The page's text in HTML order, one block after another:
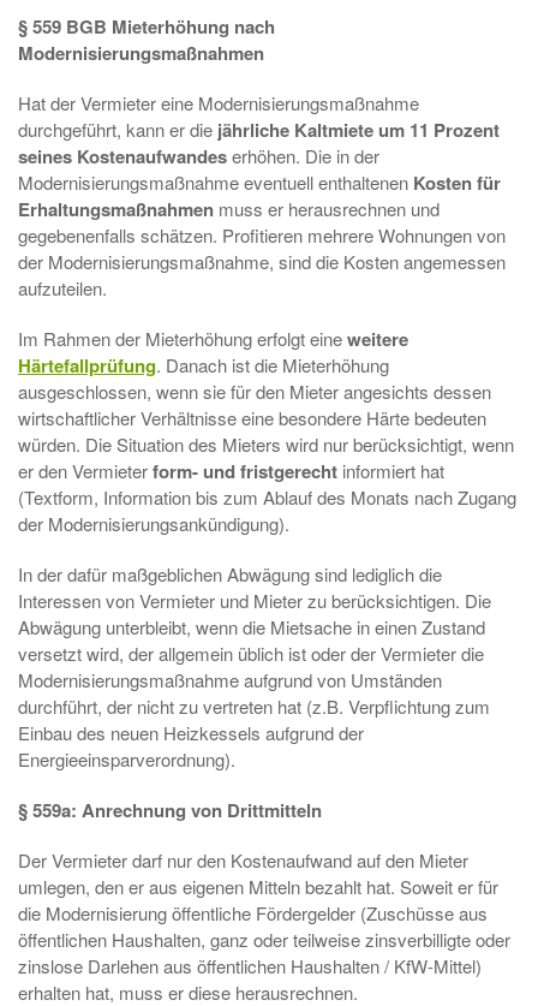
§ 559 BGB Mieterhöhung nach
Modernisierungsmaßnahmen
Hat der Vermieter eine Modernisierungsmaßnahme
durchgeführt, kann er die jährliche Kaltmiete um 11 Prozent
seines Kostenaufwandeserhöhen. Die in der
Modernisierungsmaßnahme eventuell enthaltenen Kosten für
Erhaltungsmaßnahmen muss er herausrechnen und
gegebenenfalls schätzen. Profitieren mehrere Wohnungen von
der Modernisierungsmaßnahme, sind die Kosten angemessen
aufzuteilen.
Im Rahmen der Mieterhöhung erfolgt eineweitere
Härtefallprüfung. Danach ist die Mieterhöhung
ausgeschlossen, wenn sie für den Mieter angesichts dessen
wirtschaftlicher Verhältnisse eine besondere Härte bedeuten
würden. Die Situation des Mieters wird nur berücksichtigt, wenn
er den Vermieterform- und fristgerecht informiert hat
(Textform, Information bis zum Ablauf des Monats nach Zugang
der Modernisierungsankündigung).
In der dafür maßgeblichen Abwägung sind lediglich die
Interessen von Vermieter und Mieter zu berücksichtigen. Die
Abwägung unterbleibt, wenn die Mietsache in einen Zustand
versetzt wird, der allgemein üblich ist oder der Vermieter die
Modernisierungsmaßnahme aufgrund von Umständen
durchführt, der nicht zu vertreten hat (z.B. Verpflichtung zum
Einbau des neuen Heizkessels aufgrund der
Energieeinsparverordnung).
§ 559a: Anrechnung von Drittmitteln
Der Vermieter darf nur den Kostenaufwand auf den Mieter
umlegen, den er aus eigenen Mitteln bezahlt hat. Soweit er für
die Modernisierung öffentliche Fördergelder (Zuschüsse aus
öffentlichen Haushalten, ganz oder teilweise zinsverbilligte oder
zinslose Darlehen aus öffentlichen Haushalten / KfW-Mittel)
erhalten hat, muss er diese herausrechnen.